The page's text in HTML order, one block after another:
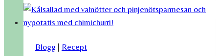
Blogg | Recept